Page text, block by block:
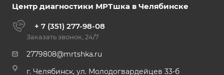
Центр диагностики МРТшка в Челябинске
+ 7 (351) 277-98-08
Заказать звонок, 24/7
2779808@mrtshka.ru
г. Челябинск, ул. Молодогвардейцев 33-б